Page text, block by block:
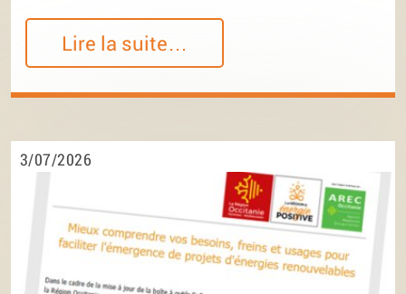
Lire la suite…
3/07/2026